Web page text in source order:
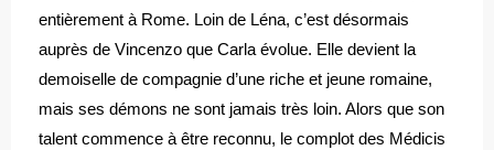
entièrement à Rome. Loin de Léna, c’est désormais
auprès de Vincenzo que Carla évolue. Elle devient la
demoiselle de compagnie d’une riche et jeune romaine,
mais ses démons ne sont jamais très loin. Alors que son
talent commence à être reconnu, le complot des Médicis